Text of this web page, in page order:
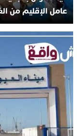
عامل الإقليم من